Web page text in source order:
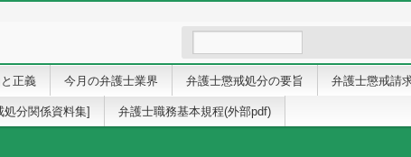
正義 今月の弁護士業界 弁護士懲戒処分の要旨 弁護士懲戒請
処分関係資料集] 弁護士職務基本規程(外部pdf)